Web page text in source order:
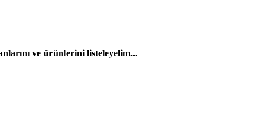
ve ürünlerini listeleyelim...